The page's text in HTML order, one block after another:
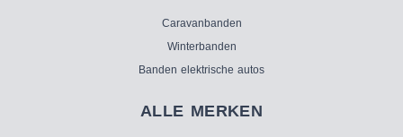
Caravanbanden
Winterbanden
Banden elektrische autos
ALLE MERKEN